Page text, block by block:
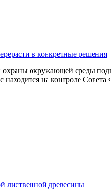
в конкретные решения
окружающей среды
на контроле
лиственной древесины